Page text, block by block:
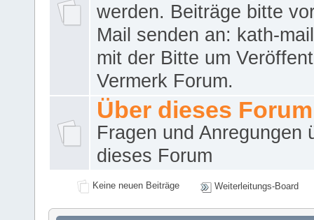
werden. Beiträge bitte
Mail senden an: kath-
mit der Bitte um
Vermerk Forum.
Über dieses Forum
Fragen und Anregungen
dieses Forum
Keine neuen Beiträge Weiterleitungs-Board